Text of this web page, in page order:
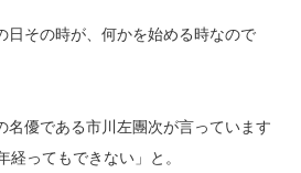
日その時が、何かを始める時なので
名優である市川左團次が言っています
経ってもできない」と。